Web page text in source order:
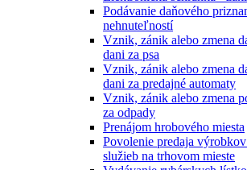
Podávanie daňového
nehnuteľností
Vznik, zánik alebo zmena
dani za psa
Vznik, zánik alebo zmena
dani za predajné automaty
Vznik, zánik alebo zmena
za odpady
Prenájom hrobového miesta
Povolenie predaja
služieb na trhovom mieste